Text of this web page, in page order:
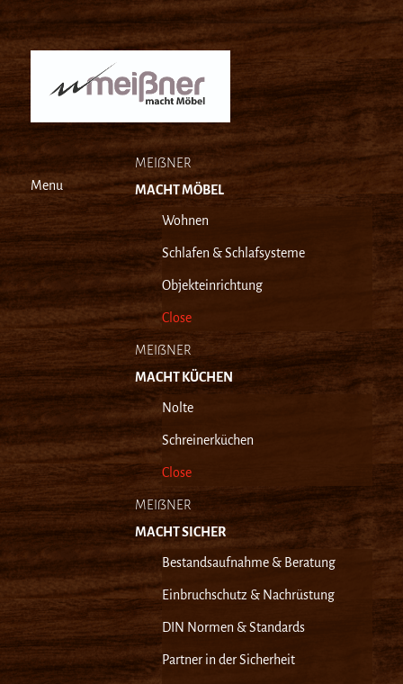
Menu
MEIẞNER
MACHT MÖBEL
Wohnen
Schlafen & Schlafsysteme
Objekteinrichtung
Close
MEIẞNER
MACHT KÜCHEN
Nolte
Schreinerküchen
Close
MEIẞNER
MACHT SICHER
Bestandsaufnahme & Beratung
Einbruchschutz & Nachrüstung
DIN Normen & Standards
Partner in der Sicherheit